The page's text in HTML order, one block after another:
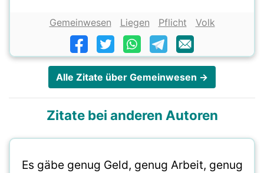
Gemeinwesen Liegen Pflicht Volk
Alle Zitate über Gemeinwesen →
Zitate bei anderen Autoren
Es gäbe genug Geld, genug Arbeit, genug